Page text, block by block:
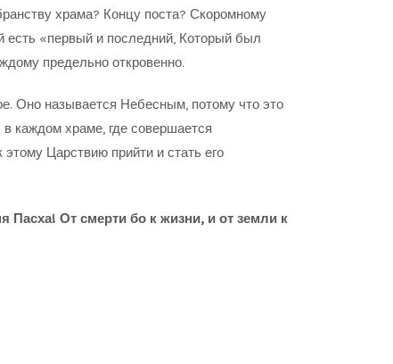
храма? Концу поста? Скоромному
«первый и последний, Который был
предельно откровенно.
Оно называется Небесным, потому что это
каждом храме, где совершается
Царствию прийти и стать его
Пасха! От смерти бо к жизни, и от земли к